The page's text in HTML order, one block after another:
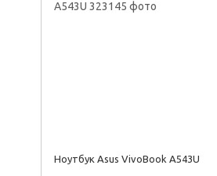
Ноутбук Asus VivoBook A543U